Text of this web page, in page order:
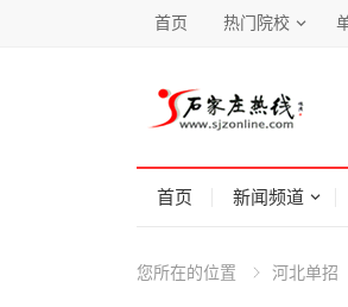
首页 热门院校
首页 新闻频道
您所在的位置 河北单招